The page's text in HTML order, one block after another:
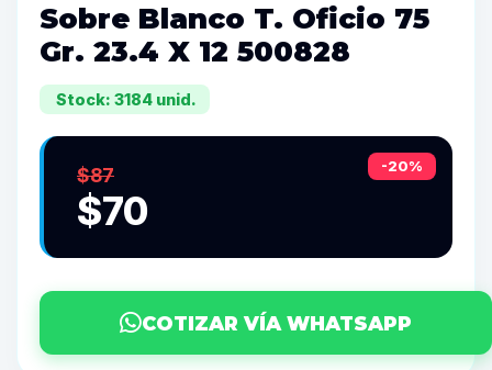
Sobre Blanco T. Oficio 75
Gr. 23.4 X 12 500828
Stock: 3184 unid.
-20%
$87
$70
COTIZAR VÍA WHATSAPP